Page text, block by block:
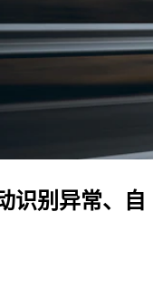
识别异常、自